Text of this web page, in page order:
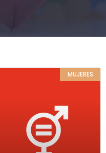
MUJERES